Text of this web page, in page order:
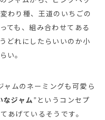
わり種、王道のいちごの
ても、組み合わせてある
どれにしたらいいのか小
い。
ムのネーミングも可愛ら
なジャム”というコンセプ
あげているそうです。